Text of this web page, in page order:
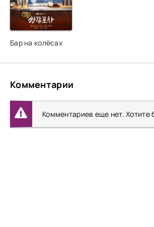
Бар на колёсах
Комментарии
Комментариев еще нет. Хотите